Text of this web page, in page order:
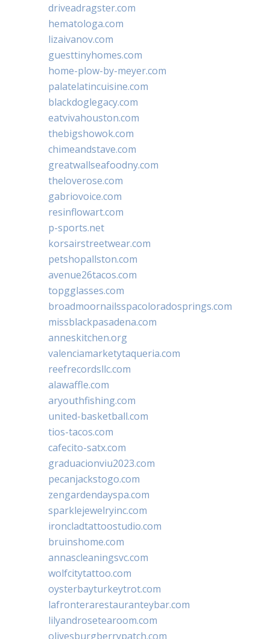
driveadragster.com
hematologa.com
lizaivanov.com
guesttinyhomes.com
home-plow-by-meyer.com
palatelatincuisine.com
blackdoglegacy.com
eatvivahouston.com
thebigshowok.com
chimeandstave.com
greatwallseafoodny.com
theloverose.com
gabriovoice.com
resinflowart.com
p-sports.net
korsairstreetwear.com
petshopallston.com
avenue26tacos.com
topgglasses.com
broadmoornailsspacoloradosprings.com
missblackpasadena.com
anneskitchen.org
valenciamarketytaqueria.com
reefrecordsllc.com
alawaffle.com
aryouthfishing.com
united-basketball.com
tios-tacos.com
cafecito-satx.com
graduacionviu2023.com
pecanjackstogo.com
zengardendayspa.com
sparklejewelryinc.com
ironcladtattoostudio.com
bruinshome.com
annascleaningsvc.com
wolfcitytattoo.com
oysterbayturkeytrot.com
lafronterarestauranteybar.com
lilyandrosetearoom.com
olivesburgberrypatch.com